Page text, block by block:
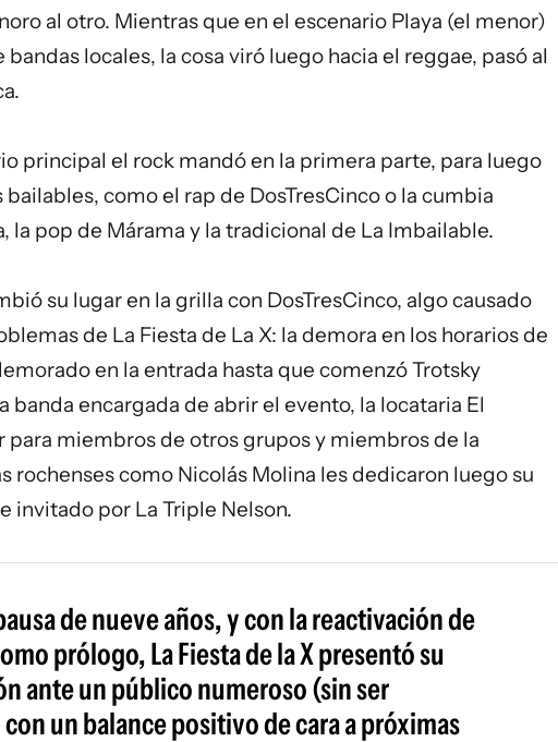
al otro. Mientras que en el escenario Playa (el menor)
locales, la cosa viró luego hacia el reggae, pasó al
.
principal el rock mandó en la primera parte, para luego
como el rap de DosTresCinco o la cumbia
la pop de Márama y la tradicional de La Imbailable.
su lugar en la grilla con DosTresCinco, algo causado
de La Fiesta de La X: la demora en los horarios de
en la entrada hasta que comenzó Trotsky
banda encargada de abrir el evento, la locataria El
para miembros de otros grupos y miembros de la
rochenses como Nicolás Molina les dedicaron luego su
invitado por La Triple Nelson.
de nueve años, y con la reactivación de
prólogo, La Fiesta de la X presentó su
ante un público numeroso (sin ser
un balance positivo de cara a próximas